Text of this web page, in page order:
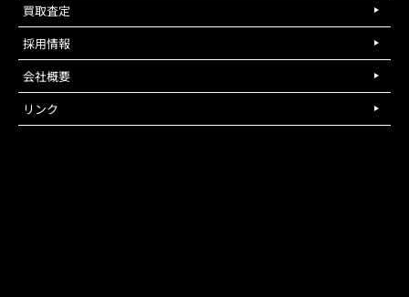
買取査定
採用情報
会社概要
リンク